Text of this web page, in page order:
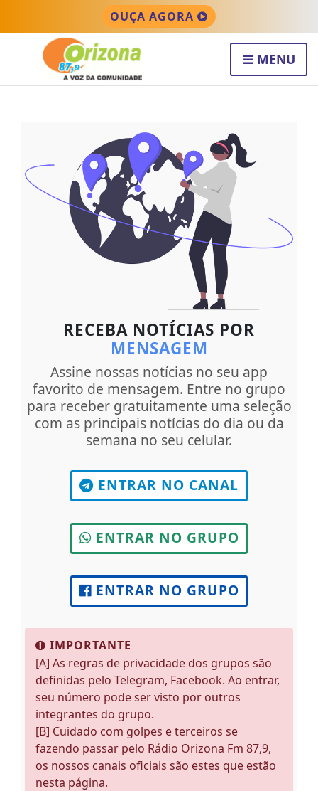
OUÇA AGORA
MENU
RECEBA NOTÍCIAS POR
MENSAGEM
Assine nossas notícias no seu app
favorito de mensagem. Entre no grupo
para receber gratuitamente uma seleção
com as principais notícias do dia ou da
semana no seu celular.
ENTRAR NO CANAL
ENTRAR NO GRUPO
ENTRAR NO GRUPO
IMPORTANTE
[A] As regras de privacidade dos grupos são
definidas pelo Telegram, Facebook. Ao entrar,
seu número pode ser visto por outros
integrantes do grupo.
[B] Cuidado com golpes e terceiros se
fazendo passar pelo Rádio Orizona Fm 87,9,
os nossos canais oficiais são estes que estão
nesta página.